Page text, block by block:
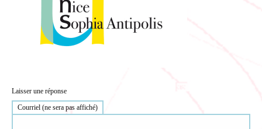
Laisser une réponse
Courriel (ne sera pas affiché)